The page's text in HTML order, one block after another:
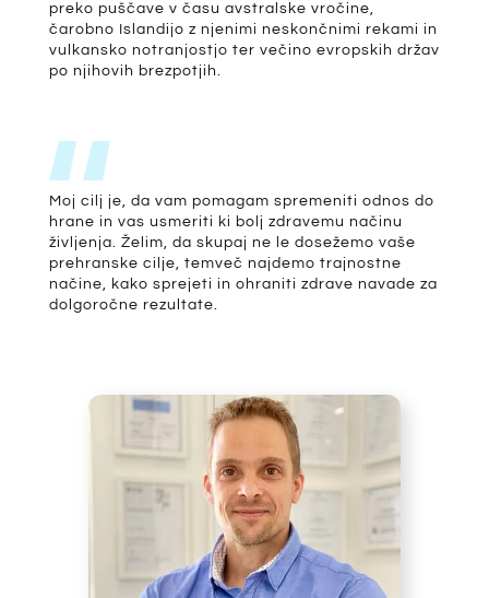
preko puščave v času avstralske vročine,
čarobno Islandijo z njenimi neskončnimi rekami in
vulkansko notranjostjo ter večino evropskih držav
po njihovih brezpotjih.
Moj cilj je, da vam pomagam spremeniti odnos do
hrane in vas usmeriti ki bolj zdravemu načinu
življenja. Želim, da skupaj ne le dosežemo vaše
prehranske cilje, temveč najdemo trajnostne
načine, kako sprejeti in ohraniti zdrave navade za
dolgoročne rezultate.